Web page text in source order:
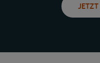
JETZT